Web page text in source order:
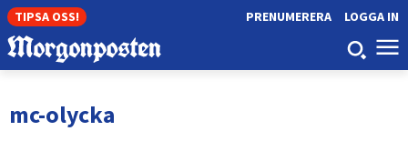
TIPSA OSS! LOGGA IN
PRENUMERERA
mc-olycka